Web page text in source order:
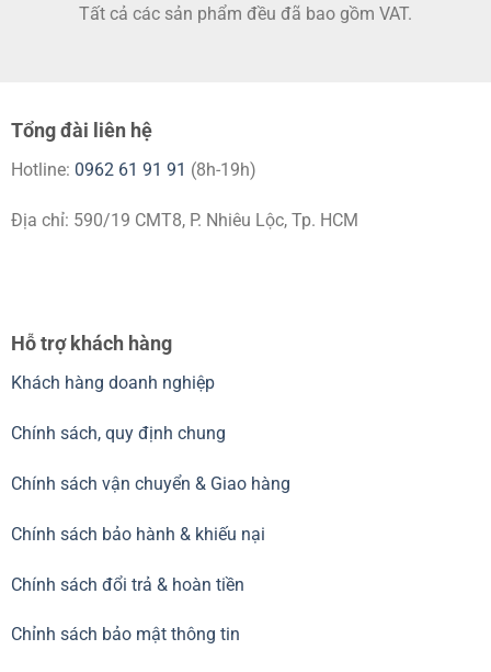
Tất cả các sản phẩm đều đã bao gồm VAT.
Tổng đài liên hệ
Hotline: 0962 61 91 91 (8h-19h)
Địa chỉ: 590/19 CMT8, P. Nhiêu Lộc, Tp. HCM
Hỗ trợ khách hàng
Khách hàng doanh nghiệp
Chính sách, quy định chung
Chính sách vận chuyển & Giao hàng
Chính sách bảo hành & khiếu nại
Chính sách đổi trả & hoàn tiền
Chỉnh sách bảo mật thông tin